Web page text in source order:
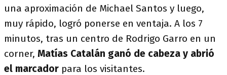
una aproximación de Michael Santos y luego,
muy rápido, logró ponerse en ventaja. A los 7
minutos, tras un centro de Rodrigo Garro en un
corner, Matías Catalán ganó de cabeza y abrió
el marcador para los visitantes.